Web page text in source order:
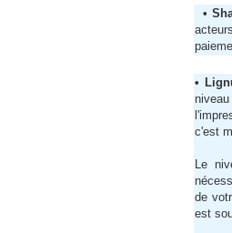
•
•
c'est
Le
de
est